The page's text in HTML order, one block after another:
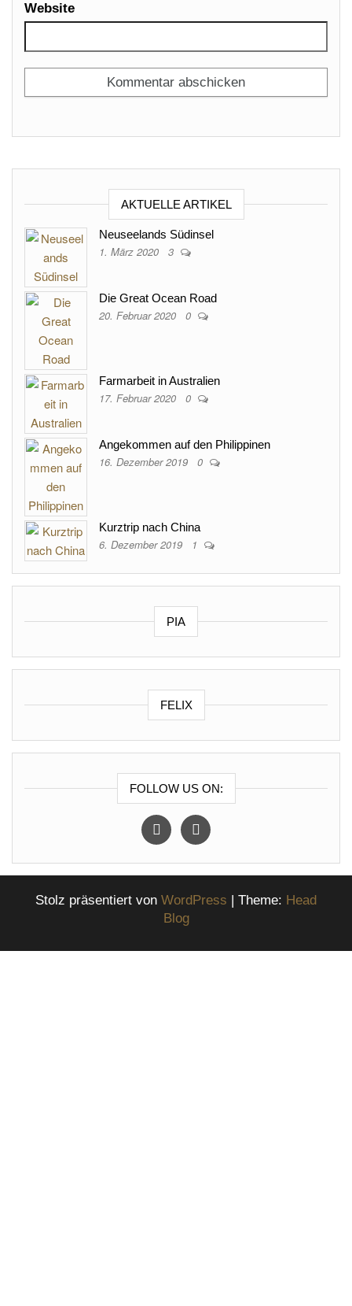
Website
AKTUELLE ARTIKEL
Neuseelands Südinsel
1. März 2020 3
Die Great Ocean Road
20. Februar 2020 0
Farmarbeit in Australien
17. Februar 2020 0
Angekommen auf den Philippinen
16. Dezember 2019 0
Kurztrip nach China
6. Dezember 2019 1
PIA
FELIX
FOLLOW US ON:
instagramfacebook
Stolz präsentiert von WordPress | Theme: Head
Blog